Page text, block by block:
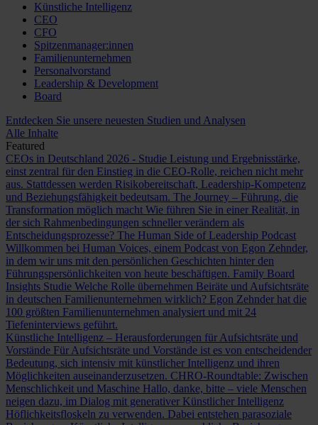
Künstliche Intelligenz
CEO
CFO
Spitzenmanager:innen
Familienunternehmen
Personalvorstand
Leadership & Development
Board
Entdecken Sie unsere neuesten Studien und Analysen
Alle Inhalte
Featured
CEOs in Deutschland 2026 - Studie Leistung und Ergebnisstärke,
einst zentral für den Einstieg in die CEO-Rolle, reichen nicht mehr
aus. Stattdessen werden Risikobereitschaft, Leadership-Kompetenz
und Beziehungsfähigkeit bedeutsam. The Journey – Führung, die
Transformation möglich macht Wie führen Sie in einer Realität, in
der sich Rahmenbedingungen schneller verändern als
Entscheidungsprozesse? The Human Side of Leadership Podcast
Willkommen bei Human Voices, einem Podcast von Egon Zehnder,
in dem wir uns mit den persönlichen Geschichten hinter den
Führungspersönlichkeiten von heute beschäftigen. Family Board
Insights Studie Welche Rolle übernehmen Beiräte und Aufsichtsräte
in deutschen Familienunternehmen wirklich? Egon Zehnder hat die
100 größten Familienunternehmen analysiert und mit 24
Tiefeninterviews geführt.
Künstliche Intelligenz – Herausforderungen für Aufsichtsräte und
Vorstände Für Aufsichtsräte und Vorstände ist es von entscheidender
Bedeutung, sich intensiv mit künstlicher Intelligenz und ihren
Möglichkeiten auseinanderzusetzen. CHRO-Roundtable: Zwischen
Menschlichkeit und Maschine Hallo, danke, bitte – viele Menschen
neigen dazu, im Dialog mit generativer Künstlicher Intelligenz
Höflichkeitsfloskeln zu verwenden. Dabei entstehen parasoziale